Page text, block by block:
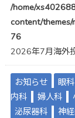
/home/
content/
76
2026年7月海外
お知らせ 眼科
内科
婦人科
泌尿器科
神